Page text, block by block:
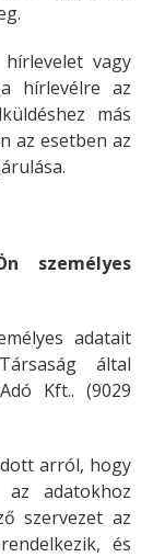
vagy
hírlevélre az
más
az esetben az
személyes
adatait
által
Kft.. (9029
arról, hogy
adatokhoz
szervezet az
és